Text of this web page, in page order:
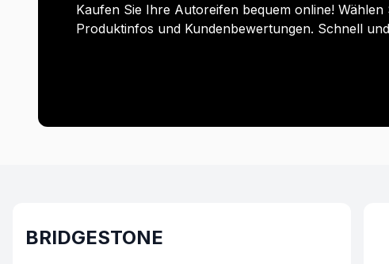
Kaufen Sie Ihre Autoreifen bequem online!
Produktinfos und Kundenbewertungen. Schnell
BRIDGESTONE